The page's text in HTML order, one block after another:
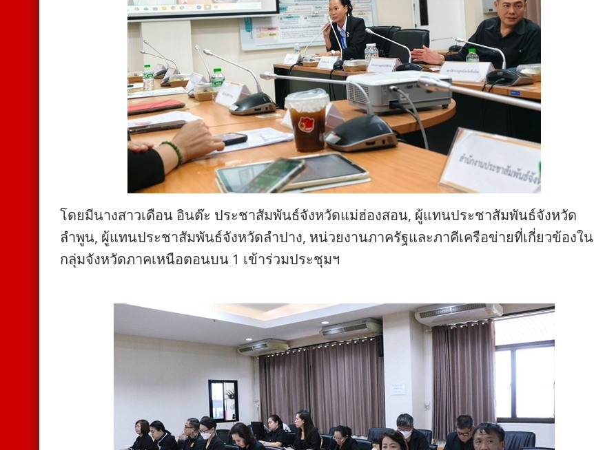
โดยมีนางสาวเดือน อินต๊ะ ประชาสัมพันธ์จังหวัดแม่ฮ่องสอน, ผู้แทนประชาสัมพันธ์จังหวัด
ลำพูน, ผู้แทนประชาสัมพันธ์จังหวัดลำปาง, หน่วยงานภาครัฐและภาคีเครือข่ายที่เกี่ยวข้องใน
กลุ่มจังหวัดภาคเหนือตอนบน 1 เข้าร่วมประชุมฯ